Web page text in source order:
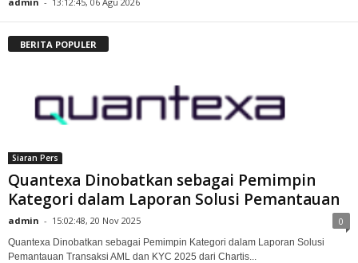
BERITA POPULER
Siaran Pers
Quantexa Dinobatkan sebagai Pemimpin
Kategori dalam Laporan Solusi Pemantauan
admin - 15:02:48, 20 Nov 2025 0
Quantexa Dinobatkan sebagai Pemimpin Kategori dalam Laporan Solusi
Pemantauan Transaksi AML dan KYC 2025 dari Chartis...